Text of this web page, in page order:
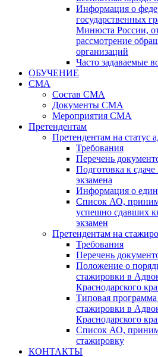
Информация о
государственных
Минюста России,
рассмотрение
организаций
Часто задаваемые
ОБУЧЕНИЕ
СМА
Состав СМА
Документы СМА
Мероприятия СМА
Претендентам
Претендентам на статус
Требования
Перечень
Подготовка к
экзамена
Информация о
Список АО,
успешно сдавших
экзамен
Претендентам на
Требования
Перечень
Положение о
стажировки в
Краснодарского
Типовая
стажировки в
Краснодарского
Список АО,
стажировку
КОНТАКТЫ